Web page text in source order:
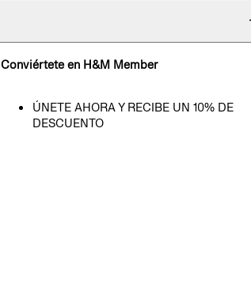
Conviértete en H&M Member
ÚNETE AHORA Y RECIBE UN 10% DE
DESCUENTO